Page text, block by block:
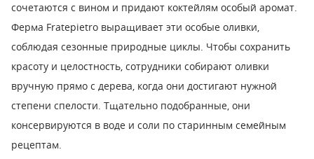
сочетаются с вином и придают коктейлям особый аромат.
Ферма Fratepietro выращивает эти особые оливки,
соблюдая сезонные природные циклы. Чтобы сохранить
красоту и целостность, сотрудники собирают оливки
вручную прямо с дерева, когда они достигают нужной
степени спелости. Тщательно подобранные, они
консервируются в воде и соли по старинным семейным
рецептам.